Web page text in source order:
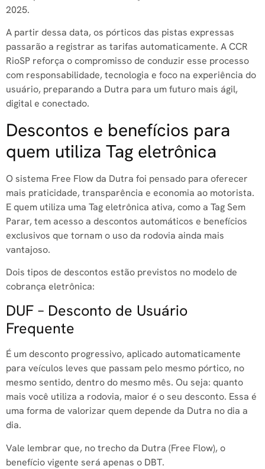
2025.
A partir dessa data, os pórticos das pistas expressas
passarão a registrar as tarifas automaticamente. A CCR
RioSP reforça o compromisso de conduzir esse processo
com responsabilidade, tecnologia e foco na experiência do
usuário, preparando a Dutra para um futuro mais ágil,
digital e conectado.
Descontos e benefícios para
quem utiliza Tag eletrônica
O sistema Free Flow da Dutra foi pensado para oferecer
mais praticidade, transparência e economia ao motorista.
E quem utiliza uma Tag eletrônica ativa, como a Tag Sem
Parar, tem acesso a descontos automáticos e benefícios
exclusivos que tornam o uso da rodovia ainda mais
vantajoso.
Dois tipos de descontos estão previstos no modelo de
cobrança eletrônica:
DUF – Desconto de Usuário
Frequente
É um desconto progressivo, aplicado automaticamente
para veículos leves que passam pelo mesmo pórtico, no
mesmo sentido, dentro do mesmo mês. Ou seja: quanto
mais você utiliza a rodovia, maior é o seu desconto. Essa é
uma forma de valorizar quem depende da Dutra no dia a
dia.
Vale lembrar que, no trecho da Dutra (Free Flow), o
benefício vigente será apenas o DBT.